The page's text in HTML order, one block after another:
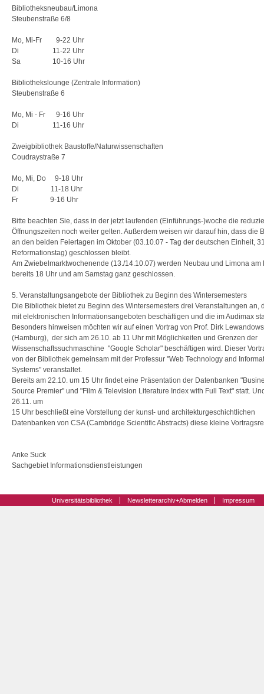
Bibliotheksneubau/Limona
Steubenstraße 6/8
Mo, Mi-Fr 9-22 Uhr
Di 11-22 Uhr
Sa 10-16 Uhr
Bibliothekslounge (Zentrale Information)
Steubenstraße 6
Mo, Mi - Fr 9-16 Uhr
Di 11-16 Uhr
Zweigbibliothek Baustoffe/Naturwissenschaften
Coudraystraße 7
Mo, Mi, Do 9-18 Uhr
Di 11-18 Uhr
Fr 9-16 Uhr
Bitte beachten Sie, dass in der jetzt laufenden (Einführungs-)woche die
Öffnungszeiten noch weiter gelten. Außerdem weisen wir darauf hin, dass die
an den beiden Feiertagen im Oktober (03.10.07 - Tag der deutschen Einheit,
Reformationstag) geschlossen bleibt.
Am Zwiebelmarktwochenende (13./14.10.07) werden Neubau und Limona am
bereits 18 Uhr und am Samstag ganz geschlossen.
5. Veranstaltungsangebote der Bibliothek zu Beginn des Wintersemesters
Die Bibliothek bietet zu Beginn des Wintersemesters drei Veranstaltungen an,
mit elektronischen Informationsangeboten beschäftigen und die im Audimax
Besonders hinweisen möchten wir auf einen Vortrag von Prof. Dirk
(Hamburg), der sich am 26.10. ab 11 Uhr mit Möglichkeiten und Grenzen der
Wissenschaftssuchmaschine "Google Scholar" beschäftigen wird. Dieser
von der Bibliothek gemeinsam mit der Professur "Web Technology and
Systems" veranstaltet.
Bereits am 22.10. um 15 Uhr findet eine Präsentation der Datenbanken
Source Premier" und "Film & Television Literature Index with Full Text" statt.
26.11. um
15 Uhr beschließt eine Vorstellung der kunst- und architekturgeschichtlichen
Datenbanken von CSA (Cambridge Scientific Abstracts) diese kleine
Anke Suck
Sachgebiet Informationsdienstleistungen
Universitätsbibliothek Newsletterarchiv+Abmelden Impressum